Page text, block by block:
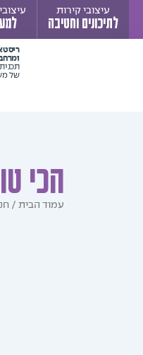
עיצובי קירות
לתיכונים וחטיבה
תכנית
של
הכי
עמוד הבית /